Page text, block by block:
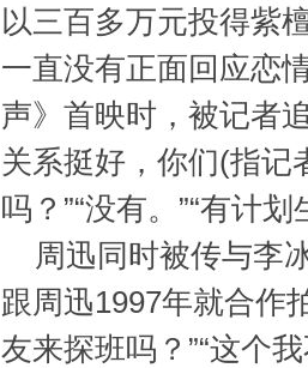
以三百多万元投得紫
一直没有正面回应恋
声》首映时，被记者
关系挺好，你们(指记
吗？”“没有。”“有计
周迅同时被传与李
跟周迅1997年就合作
友来探班吗？”“这个